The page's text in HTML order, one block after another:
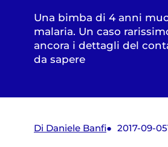
Una bimba di 4 anni
malaria. Un caso
ancora i dettagli del
da sapere
Di Daniele Banfi 2017-09-